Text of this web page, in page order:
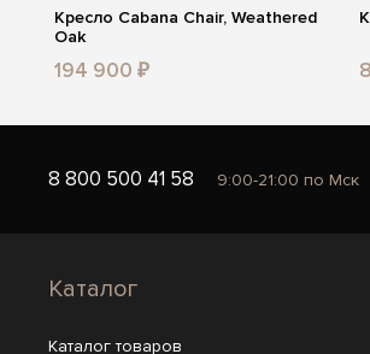
Кресло Cabana Chair, Weathered
Oak
194 900 ₽
8 800 500 41 58 9:00-21:00 по Мск
Каталог
Каталог товаров